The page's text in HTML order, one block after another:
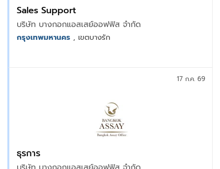
Sales Support
บริษัท บางกอกแอสเสย์ออฟฟิส จำกัด
กรุงเทพมหานคร , เขตบางรัก
ธุรการ
17 ก.ค. 69